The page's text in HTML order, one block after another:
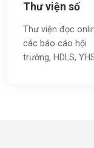
Thư viện số
Thư viện đọc
các báo cáo hội
trường, HDLS,